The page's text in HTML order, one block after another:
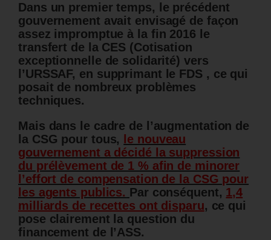
Dans un premier temps, le précédent
gouvernement avait envisagé de façon
assez impromptue à la fin 2016 le
transfert de la CES (Cotisation
exceptionnelle de solidarité) vers
l’URSSAF, en supprimant le FDS , ce qui
posait de nombreux problèmes
techniques.
Mais dans le cadre de l’augmentation de
la CSG pour tous,
le nouveau
gouvernement a décidé la suppression
du prélèvement de 1 % afin de minorer
l’effort de compensation de la CSG pour
les agents publics. Par conséquent, 1,4
milliards de recettes ont disparu, ce qui
pose clairement la question du
financement de l’ASS.